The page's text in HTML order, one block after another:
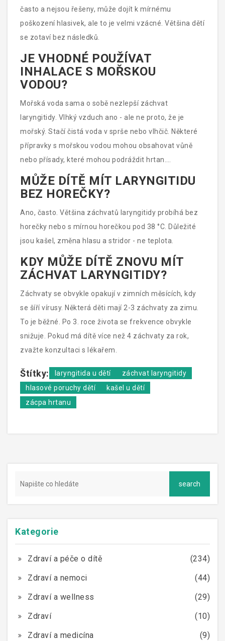
často a nejsou řešeny, může dojít k mírnému
poškození hlasivek, ale to je velmi vzácné. Většina dětí
se zotaví bez následků.
JE VHODNÉ POUŽÍVAT
INHALACE S MOŘSKOU
VODOU?
Mořská voda sama o sobě nezlepší záchvat
laryngitidy. Vlhký vzduch ano - ale ne proto, že je
mořský. Stačí čistá voda v sprše nebo vlhčič. Některé
přípravky s mořskou vodou mohou obsahovat vůně
nebo přísady, které mohou podráždit hrtan.
Nejbezpečnější je čistý vlhký vzduch.
MŮŽE DÍTĚ MÍT LARYNGITIDU
BEZ HOREČKY?
Ano, často. Většina záchvatů laryngitidy probíhá bez
horečky nebo s mírnou horečkou pod 38 °C. Důležité
jsou kašel, změna hlasu a stridor - ne teplota.
KDY MŮŽE DÍTĚ ZNOVU MÍT
ZÁCHVAT LARYNGITIDY?
Záchvaty se obvykle opakují v zimních měsících, kdy
se šíří vírusy. Některá děti mají 2-3 záchvaty za zimu.
To je běžné. Po 3. roce života se frekvence obvykle
snižuje. Pokud má dítě více než 4 záchvaty za rok,
zvažte konzultaci s lékařem.
Štítky: laryngitida u dětí
záchvat laryngitidy
hlasové poruchy dětí
kašel u dětí
zácpa hrtanu
Kategorie
Zdraví a péče o dítě
(234)
Zdraví a nemoci
(44)
Zdraví a wellness
(29)
Zdraví
(10)
Zdraví a medicína
(9)